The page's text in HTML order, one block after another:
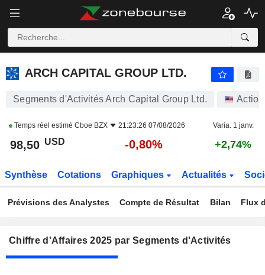
ARCH CAPITAL GROUP LTD.
ARCH CAPITAL GROUP LTD.
Segments d'Activités Arch Capital Group Ltd.
Temps réel estimé Cboe BZX 21:23:26 07/08/2026 Varia. 1 janv.
98,50 USD -0,80% +2,74%
Synthèse Cotations Graphiques Actualités
Prévisions des Analystes Compte de Résultat Bilan Flux
Chiffre d'Affaires 2025 par Segments d'Activités